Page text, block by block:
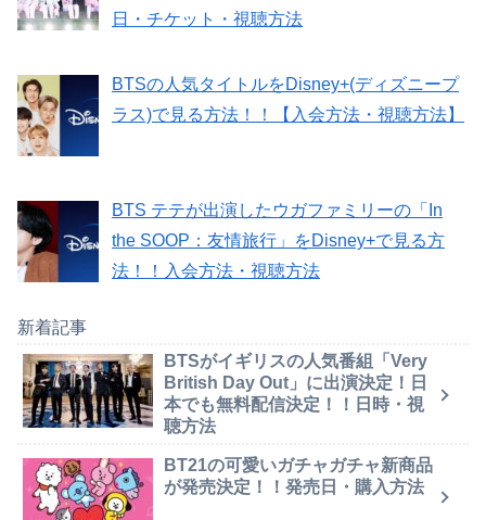
日・チケット・視聴方法
BTSの人気タイトルをDisney+(ディズニープ
ラス)で見る方法！！【入会方法・視聴方法】
BTS テテが出演したウガファミリーの「In
the SOOP：友情旅行」をDisney+で見る方
法！！入会方法・視聴方法
新着記事
BTSがイギリスの人気番組「Very
British Day Out」に出演決定！日
本でも無料配信決定！！日時・視
聴方法
BT21の可愛いガチャガチャ新商品
が発売決定！！発売日・購入方法